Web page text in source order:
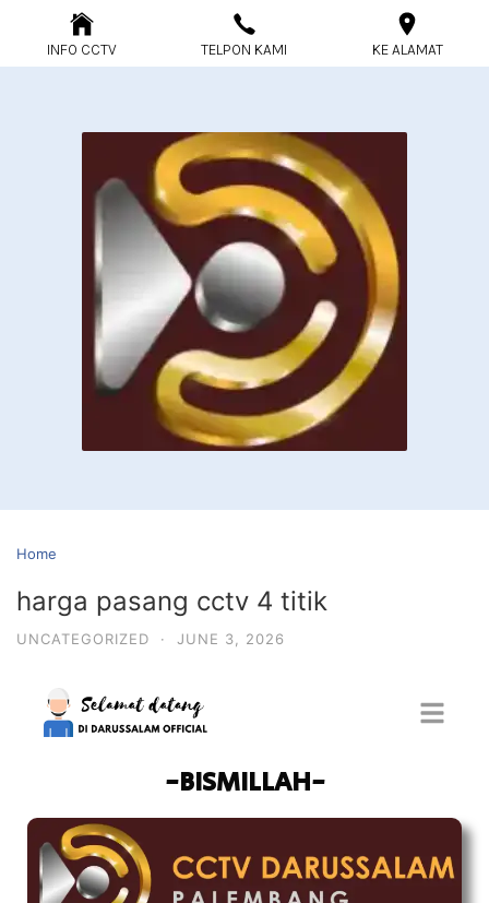
Home
harga pasang cctv 4 titik
UNCATEGORIZED · JUNE 3, 2026
-BISMILLAH-
INFO CCTV TELPON KAMI KE ALAMAT